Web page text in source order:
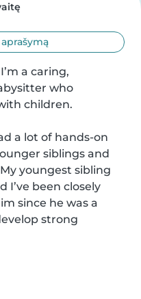
a caring,
who
children.
a lot of hands-on
siblings and
youngest sibling
I’ve been closely
since he was a
strong